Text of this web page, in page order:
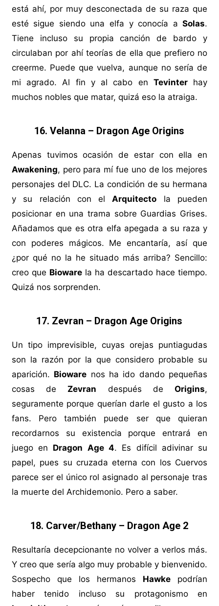
está ahí, por muy desconectada de su raza que
esté sigue siendo una elfa y conocía aSolas.
Tiene incluso su propia canción de bardo y
circulaban por ahí teorías de ella que prefiero no
creerme. Puede que vuelva, aunque no sería de
mi agrado. Al fin y al cabo en Tevinterhay
muchos nobles que matar, quizá eso la atraiga.
16. Velanna – Dragon Age Origins
Apenas tuvimos ocasión de estar con ella en
Awakening, pero para mí fue uno de los mejores
personajes del DLC. La condición de su hermana
y su relación con elArquitecto la pueden
posicionar en una trama sobre Guardias Grises.
Añadamos que es otra elfa apegada a su raza y
con poderes mágicos. Me encantaría, así que
¿por qué no la he situado más arriba? Sencillo:
creo que Biowarela ha descartado hace tiempo.
Quizá nos sorprenden.
17. Zevran – Dragon Age Origins
Un tipo imprevisible, cuyas orejas puntiagudas
son la razón por la que considero probable su
aparición. Bioware nos ha ido dando pequeñas
cosas de Zevran después deOrigins,
seguramente porque querían darle el gusto a los
fans. Pero también puede ser que quieran
recordarnos su existencia porque entrará en
juego en Dragon Age 4. Es difícil adivinar su
papel, pues su cruzada eterna con los Cuervos
parece ser el único rol asignado al personaje tras
la muerte del Archidemonio. Pero a saber.
18. Carver/Bethany – Dragon Age 2
Resultaría decepcionante no volver a verlos más.
Y creo que sería algo muy probable y bienvenido.
Sospecho que los hermanos Hawke podrían
haber tenido incluso su protagonismo en